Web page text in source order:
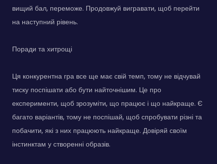
вищий бал, переможе. Продовжуй вигравати, щоб перейти
на наступний рівень.
Поради та хитрощі
Ця конкурентна гра все ще має свій темп, тому не відчувай
тиску поспішати або бути найточнішим. Це про
експерименти, щоб зрозуміти, що працює і що найкраще. Є
багато варіантів, тому не поспішай, щоб спробувати різні та
побачити, які з них працюють найкраще. Довіряй своїм
інстинктам у створенні образів.